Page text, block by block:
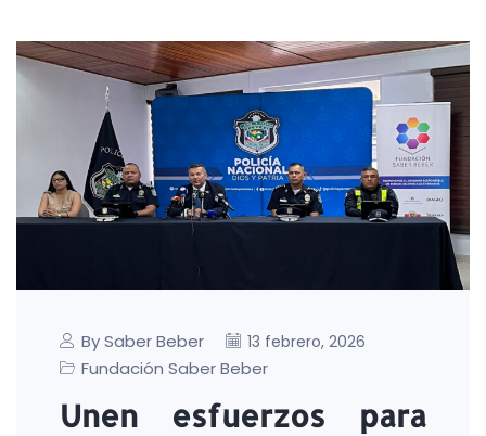
By Saber Beber 13 febrero, 2026
Fundación Saber Beber
Unen esfuerzos para